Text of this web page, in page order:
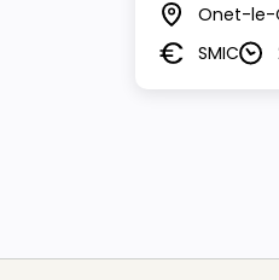
Lieu Onet-le-
Salaire
SMIC